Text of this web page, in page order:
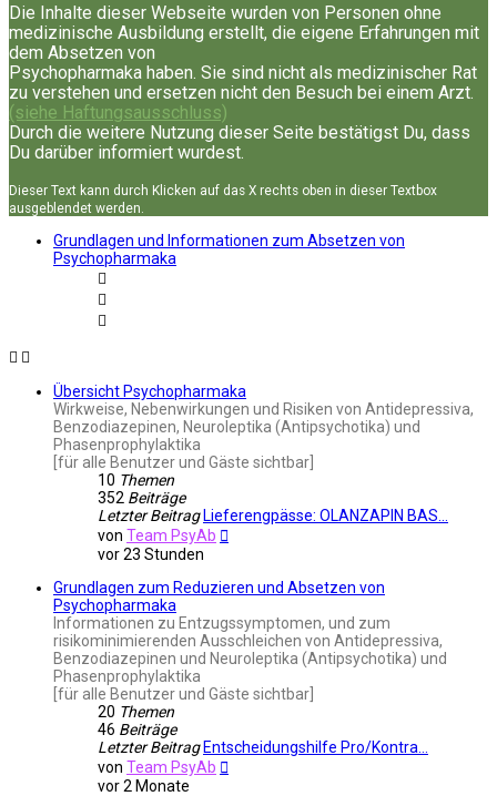
Die Inhalte dieser Webseite wurden von Personen ohne
medizinische Ausbildung erstellt, die eigene Erfahrungen mit
dem Absetzen von
Psychopharmaka haben. Sie sind nicht als medizinischer Rat
zu verstehen und ersetzen nicht den Besuch bei einem Arzt.
(siehe Haftungsausschluss)
Durch die weitere Nutzung dieser Seite bestätigst Du, dass
Du darüber informiert wurdest.
Dieser Text kann durch Klicken auf das X rechts oben in dieser Textbox
ausgeblendet werden.
Grundlagen und Informationen zum Absetzen von
Psychopharmaka
Übersicht Psychopharmaka
Wirkweise, Nebenwirkungen und Risiken von Antidepressiva,
Benzodiazepinen, Neuroleptika (Antipsychotika) und
Phasenprophylaktika
[für alle Benutzer und Gäste sichtbar]
10 Themen
352 Beiträge
Letzter Beitrag Lieferengpässe: OLANZAPIN BAS…
von Team PsyAb
vor 23 Stunden
Grundlagen zum Reduzieren und Absetzen von
Psychopharmaka
Informationen zu Entzugssymptomen, und zum
risikominimierenden Ausschleichen von Antidepressiva,
Benzodiazepinen und Neuroleptika (Antipsychotika) und
Phasenprophylaktika
[für alle Benutzer und Gäste sichtbar]
20 Themen
46 Beiträge
Letzter Beitrag Entscheidungshilfe Pro/Kontra…
von Team PsyAb
vor 2 Monate